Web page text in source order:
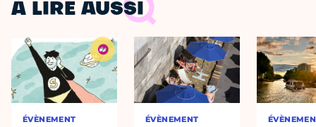
À LIRE AUSSI
ÉVÈNEMENT ÉVÈNEMENT